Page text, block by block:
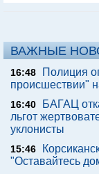
ВАЖНЫЕ
16:48
Полиция
происшествии"
16:40
БАГАЦ
льгот
уклонисты
15:46
"Оставайтесь